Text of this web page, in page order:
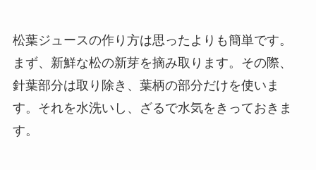
松葉ジュースの作り方は思ったよりも簡単です。
まず、新鮮な松の新芽を摘み取ります。その際、
針葉部分は取り除き、葉柄の部分だけを使いま
す。それを水洗いし、ざるで水気をきっておきま
す。